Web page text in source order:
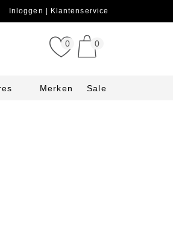
Inloggen Klantenservice
0 0
Merken Sale